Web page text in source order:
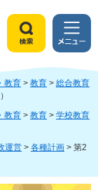
索
メ
ニ
ュ
ー
教育 > 教育 > 総合教育
教育 > 教育 > 学校教育
運営 > 各種計画 > 第2